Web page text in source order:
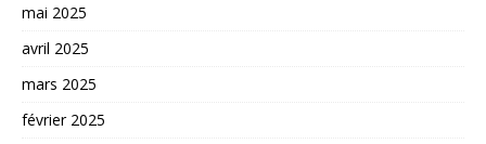
mai 2025
avril 2025
mars 2025
février 2025